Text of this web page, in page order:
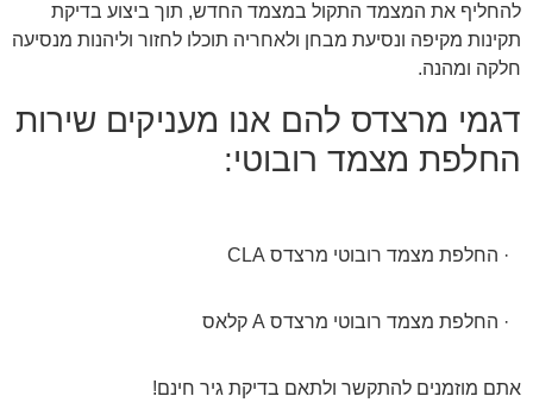
להחליף את המצמד התקול במצמד החדש, תוך ביצוע בדיקת
תקינות מקיפה ונסיעת מבחן ולאחריה תוכלו לחזור וליהנות מנסיעה
חלקה ומהנה.
דגמי מרצדס להם אנו מעניקים שירות
החלפת מצמד רובוטי:
· החלפת מצמד רובוטי מרצדס CLA
· החלפת מצמד רובוטי מרצדס A קלאס
אתם מוזמנים להתקשר ולתאם בדיקת גיר חינם!